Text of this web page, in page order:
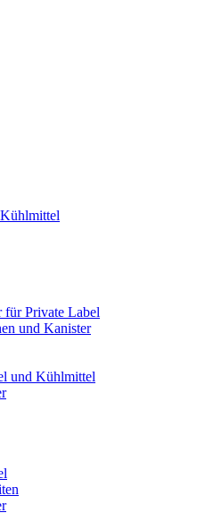
für Private Label
und Kanister
und Kühlmittel